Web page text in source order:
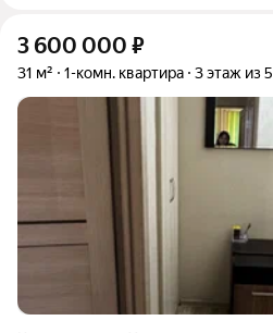
3 600 000 ₽
31 м² 1-комн. квартира 3 этаж из 5